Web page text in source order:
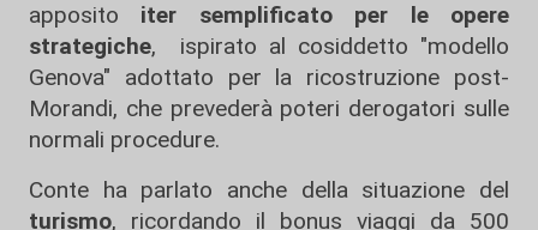
apposito iter semplificato per le opere
strategiche, ispirato al cosiddetto "modello
Genova" adottato per la ricostruzione post-
Morandi, che prevederà poteri derogatori sulle
normali procedure.
Conte ha parlato anche della situazione del
turismo, ricordando il bonus viaggi da 500